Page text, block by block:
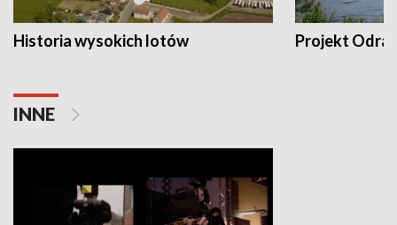
Historia wysokich lotów Projekt Odra
INNE